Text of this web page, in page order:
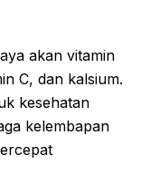
akan vitamin
C, dan kalsium.
kesehatan
kelembapan